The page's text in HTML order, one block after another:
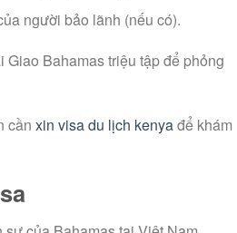
người bảo lãnh (nếu có).
Bahamas triệu tập để phỏng
cần xin visa du lịch kenyađể khám